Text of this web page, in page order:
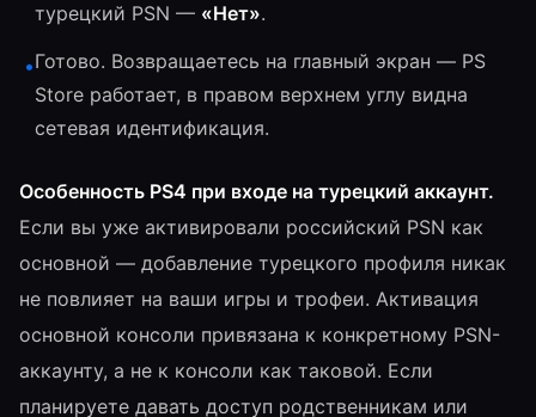
турецкий PSN — «Нет».
•Готово. Возвращаетесь на главный экран — PS
Store работает, в правом верхнем углу видна
сетевая идентификация.
Особенность PS4 при входе на турецкий аккаунт.
Если вы уже активировали российский PSN как
основной — добавление турецкого профиля никак
не повлияет на ваши игры и трофеи. Активация
основной консоли привязана к конкретному PSN-
аккаунту, а не к консоли как таковой. Если
планируете давать доступ родственникам или